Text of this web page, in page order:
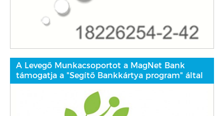
A Levegő Munkacsoportot a MagNet Bank
támogatja a "Segítő Bankkártya program" által